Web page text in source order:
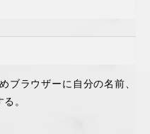
ブラウザーに自分の名前、
。